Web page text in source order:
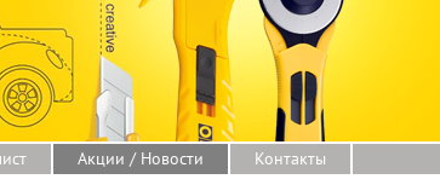
Акции / Новости Контакты